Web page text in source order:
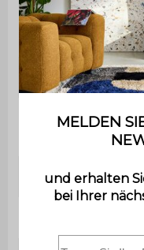
Breite der
Armlehne
Schlaffunktion
Maximale
Verwendung